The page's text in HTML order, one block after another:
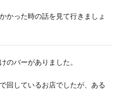
かった時の話を見て行きましょ
のバーがありました。
回しているお店でしたが、ある